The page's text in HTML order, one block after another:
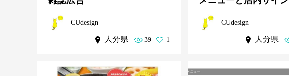
CUdesign
大分県 39 1
CUdesign
大分県